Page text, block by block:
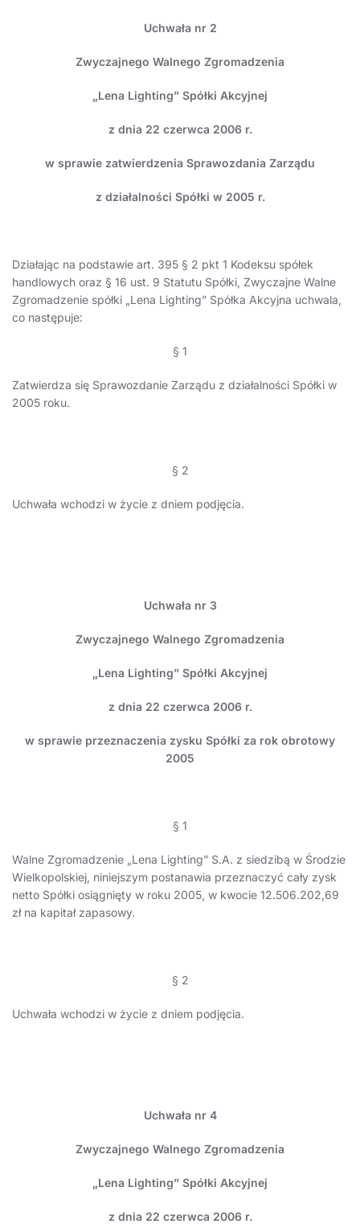
Uchwała nr 2
Zwyczajnego Walnego Zgromadzenia
„Lena Lighting” Spółki Akcyjnej
z dnia 22 czerwca 2006 r.
w sprawie zatwierdzenia Sprawozdania Zarządu
z działalności Spółki w 2005 r.
Działając na podstawie art. 395 § 2 pkt 1 Kodeksu spółek
handlowych oraz § 16 ust. 9 Statutu Spółki, Zwyczajne Walne
Zgromadzenie spółki „Lena Lighting” Spółka Akcyjna uchwala,
co następuje:
§ 1
Zatwierdza się Sprawozdanie Zarządu z działalności Spółki w
2005 roku.
§ 2
Uchwała wchodzi w życie z dniem podjęcia.
Uchwała nr 3
Zwyczajnego Walnego Zgromadzenia
„Lena Lighting” Spółki Akcyjnej
z dnia 22 czerwca 2006 r.
w sprawie przeznaczenia zysku Spółki za rok obrotowy
2005
§ 1
Walne Zgromadzenie „Lena Lighting” S.A. z siedzibą w Środzie
Wielkopolskiej, niniejszym postanawia przeznaczyć cały zysk
netto Spółki osiągnięty w roku 2005, w kwocie 12.506.202,69
zł na kapitał zapasowy.
§ 2
Uchwała wchodzi w życie z dniem podjęcia.
Uchwała nr 4
Zwyczajnego Walnego Zgromadzenia
„Lena Lighting” Spółki Akcyjnej
z dnia 22 czerwca 2006 r.